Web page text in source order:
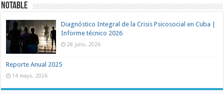
Notable
Diagnóstico Integral de la Crisis Psicosocial en Cuba |
Informe técnico 2026
28 julio, 2026
Reporte Anual 2025
14 mayo, 2026